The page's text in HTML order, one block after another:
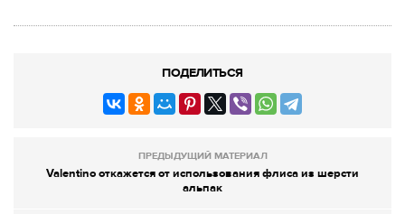
ПОДЕЛИТЬСЯ
ПРЕДЫДУЩИЙ МАТЕРИАЛ
Valentino откажется от использования флиса из шерсти
альпак